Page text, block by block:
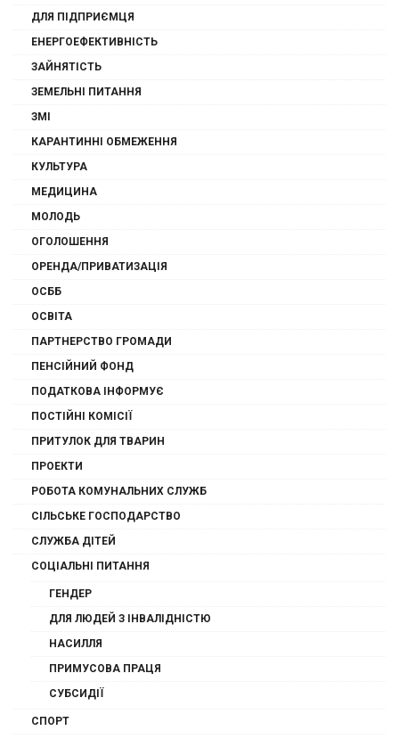
ДЛЯ ПІДПРИЄМЦЯ
ЕНЕРГОЕФЕКТИВНІСТЬ
ЗАЙНЯТІСТЬ
ЗЕМЕЛЬНІ ПИТАННЯ
ЗМІ
КАРАНТИННІ ОБМЕЖЕННЯ
КУЛЬТУРА
МЕДИЦИНА
МОЛОДЬ
ОГОЛОШЕННЯ
ОРЕНДА/ПРИВАТИЗАЦІЯ
ОСББ
ОСВІТА
ПАРТНЕРСТВО ГРОМАДИ
ПЕНСІЙНИЙ ФОНД
ПОДАТКОВА ІНФОРМУЄ
ПОСТІЙНІ КОМІСІЇ
ПРИТУЛОК ДЛЯ ТВАРИН
ПРОЕКТИ
РОБОТА КОМУНАЛЬНИХ СЛУЖБ
СІЛЬСЬКЕ ГОСПОДАРСТВО
СЛУЖБА ДІТЕЙ
СОЦІАЛЬНІ ПИТАННЯ
ГЕНДЕР
ДЛЯ ЛЮДЕЙ З ІНВАЛІДНІСТЮ
НАСИЛЛЯ
ПРИМУСОВА ПРАЦЯ
СУБСИДІЇ
СПОРТ